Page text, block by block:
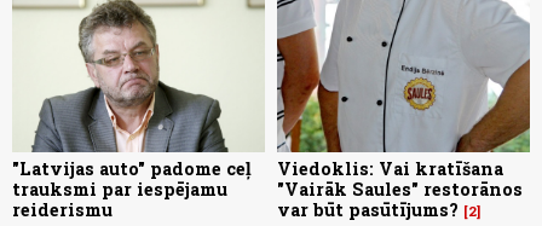
"Latvijas auto" padome ceļ
trauksmi par iespējamu
reiderismu
Viedoklis: Vai kratīšana
"Vairāk Saules" restorānos
var būt pasūtījums?
2